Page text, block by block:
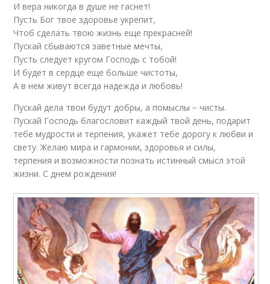
И вера никогда в душе не гаснет!
Пусть Бог твое здоровье укрепит,
Чтоб сделать твою жизнь еще прекрасней!
Пускай сбываются заветные мечты,
Пусть следует кругом Господь с тобой!
И будет в сердце еще больше чистоты,
А в нем живут всегда надежда и любовь!
Пускай дела твои будут добры, а помыслы − чисты.
Пускай Господь благословит каждый твой день, подарит
тебе мудрости и терпения, укажет тебе дорогу к любви и
свету. Желаю мира и гармонии, здоровья и силы,
терпения и возможности познать истинный смысл этой
жизни. С днем рождения!